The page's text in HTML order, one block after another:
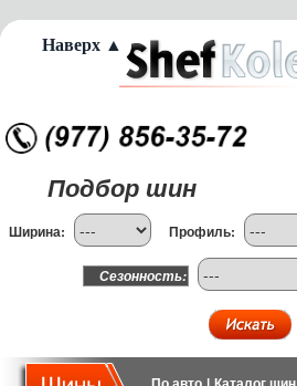
Подбор шин
Ширина: Профиль:
Сезонность:
Наверх ▲